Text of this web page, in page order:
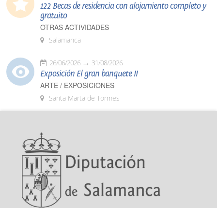
122 Becas de residencia con alojamiento completo y
gratuito
OTRAS ACTIVIDADES
Salamanca
26/06/2026 31/08/2026
Exposición El gran banquete II
ARTE / EXPOSICIONES
Santa Marta de Tormes